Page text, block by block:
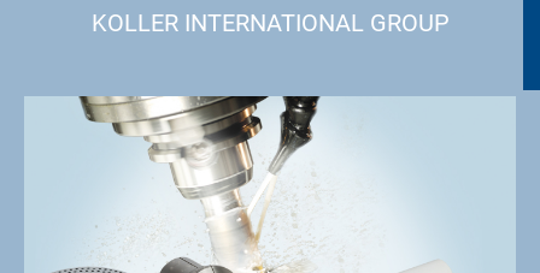
KOLLER INTERNATIONAL GROUP